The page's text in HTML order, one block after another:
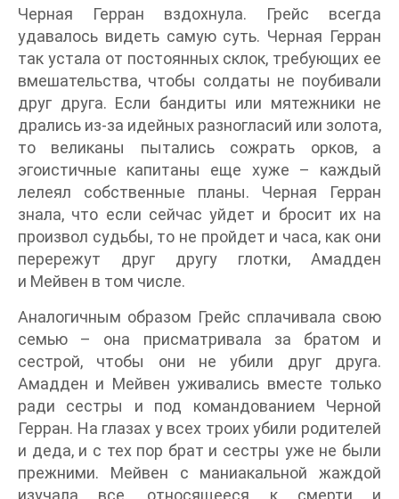
Черная Герран вздохнула. Грейс всегда
удавалось видеть самую суть. Черная Герран
так устала от постоянных склок, требующих ее
вмешательства, чтобы солдаты не поубивали
друг друга. Если бандиты или мятежники не
дрались из-за идейных разногласий или золота,
то великаны пытались сожрать орков, а
эгоистичные капитаны еще хуже – каждый
лелеял собственные планы. Черная Герран
знала, что если сейчас уйдет и бросит их на
произвол судьбы, то не пройдет и часа, как они
перережут друг другу глотки, Амадден
и Мейвен в том числе.
Аналогичным образом Грейс сплачивала свою
семью – она присматривала за братом и
сестрой, чтобы они не убили друг друга.
Амадден и Мейвен уживались вместе только
ради сестры и под командованием Черной
Герран. На глазах у всех троих убили родителей
и деда, и с тех пор брат и сестры уже не были
прежними. Мейвен с маниакальной жаждой
изучала все, относящееся к смерти и